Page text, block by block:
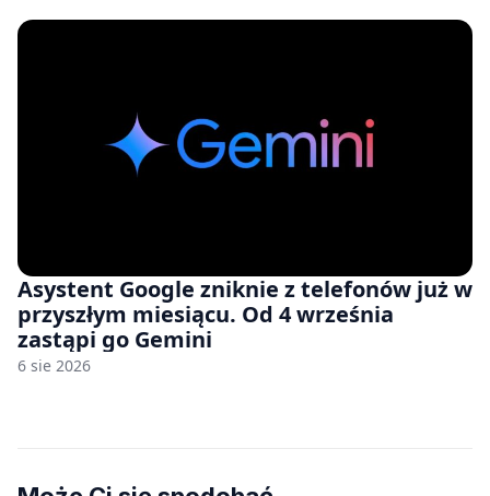
Asystent Google zniknie z telefonów już w
przyszłym miesiącu. Od 4 września
zastąpi go Gemini
6 sie 2026